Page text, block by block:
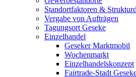
Standortfaktoren &
Vergabe von Aufträgen
Tagungsort Geseke
Einzelhandel
Geseker Marktmobil
Wochenmarkt
Einzelhandelskonzept
Fairtrade-Stadt